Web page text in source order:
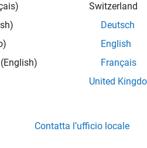
(English)
Switzerland
Deutsch
English
Français
United
Contatta l’ufficio locale